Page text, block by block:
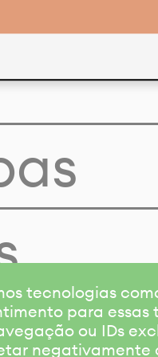
tecnologias
para
ou IDs
negativamente